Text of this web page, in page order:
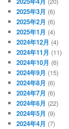
2025年3月 (6)
2025年2月 (6)
2025年1月 (4)
2024年12月 (4)
2024年11月 (11)
2024年10月 (6)
2024年9月 (15)
2024年8月 (6)
2024年7月 (6)
2024年6月 (22)
2024年5月 (9)
2024年4月 (7)